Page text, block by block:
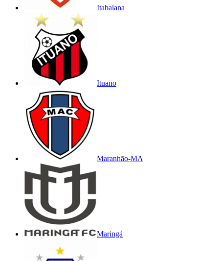
Itabaiana
Ituano
Maranhão-MA
Maringá